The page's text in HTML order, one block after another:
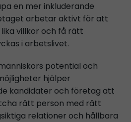
en mer inkluderande
arbetar aktivt för att
villkor och få rätt
i arbetslivet.
potential och
hjälper
kandidater och företag att
rätt person med rätt
relationer och hållbara